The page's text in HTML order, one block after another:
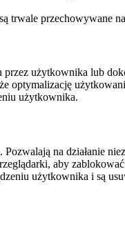
trwale przechowywane
użytkownika lub
optymalizację
użytkownika.
na działanie
aby
użytkownika i są